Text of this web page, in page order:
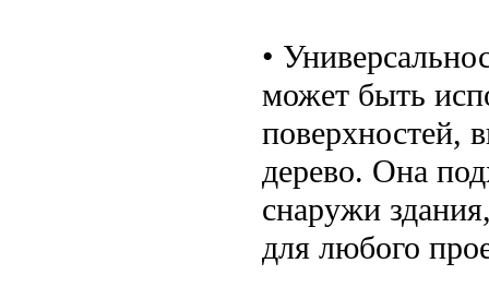
•
может быть
поверхностей,
дерево. Она
снаружи
для любого